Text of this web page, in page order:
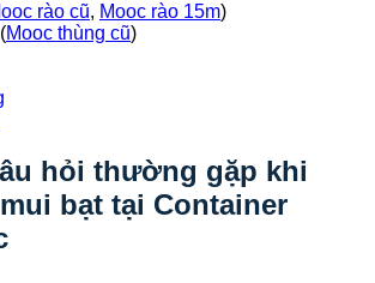
rào cũ, Mooc rào 15m)
(Mooc thùng cũ)
hỏi thường gặp khi
bạt tại Container